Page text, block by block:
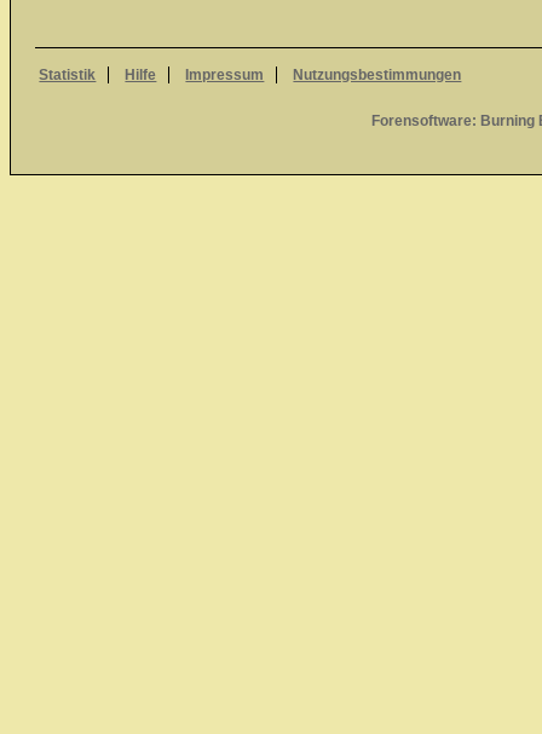
Statistik Hilfe Impressum Nutzungsbestimmungen
Forensoftware: Burning